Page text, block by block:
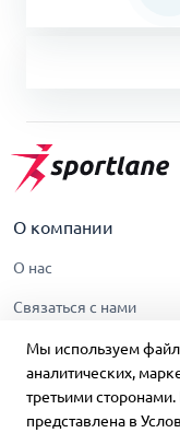
О компании
О нас
Связаться с нами
Условия обслуживания
конфиденциальности
Мы используем
аналитических,
третьими
представлена в